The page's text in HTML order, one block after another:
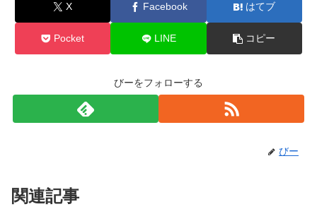
X Facebook はてブ
Pocket LINE コピー
びーをフォローする
びー
関連記事